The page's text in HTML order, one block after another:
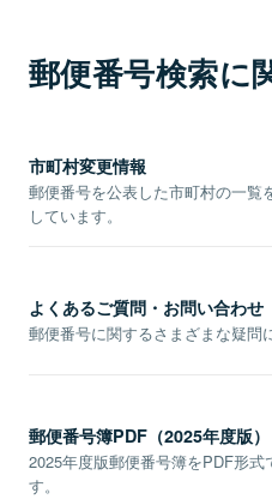
郵便番号検索に
市町村変更情報
郵便番号を公表した市町村の一覧
しています。
よくあるご質問・お問い合わせ
郵便番号に関するさまざまな疑問
郵便番号簿PDF（2025年度版）
2025年度版郵便番号簿をPDF形式
す。